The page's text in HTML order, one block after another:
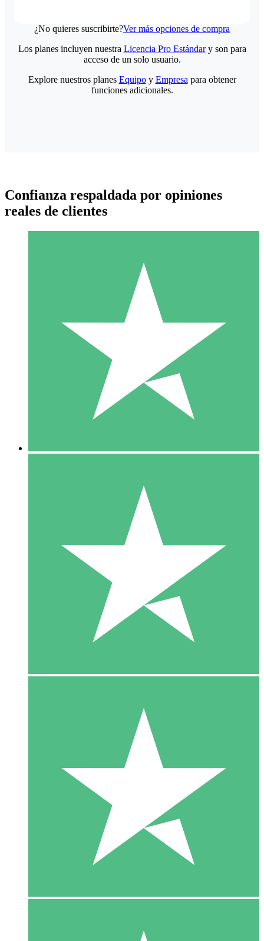
¿No quieres suscribirte?Ver más opciones de compra
Paquetes de Créditos Individuales
Paga según el uso con créditos de descarga. Sin compromiso
10 00
10 Descargas
20 00
Los planes incluyen nuestra Licencia Pro Estándary son para
acceso de un solo usuario.
Explore nuestros planes Equipoy Empresa para obtener
funciones adicionales.
Confianza respaldada por opiniones
reales de clientes